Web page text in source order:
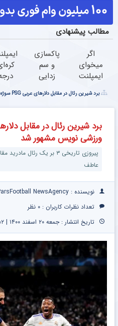
مطالب پیشنهادی
اگر
میخوای
ایمپلنت
الان
وقتشه |
فقط با
۲۵
میلیون
تومان!!!
پاکسازی
و سم
زدایی
کبد با
این
نوشیدنی
گیاهی55%تخفیف
برد شیرین رئال در مقابل دلارهای عربی PSG سوژه حمله ورزشی نویس مشهور شد
ورزشی نویس مشهور شد
پیروزی تاریخی ۳ بر یک
عاطف
نویسنده : ParsFootball NewsAgency
تعداد نظرات کاربران : ۰ نظر
تاریخ انتشار : جمعه ۲۰ اسفند ۱۴۰۰ | ۱۴:۵۲